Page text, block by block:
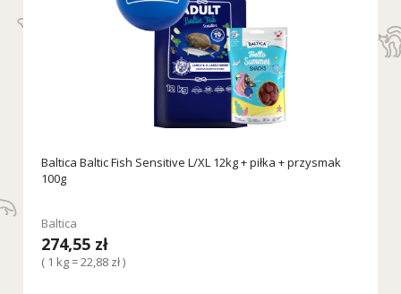
Baltica Baltic Fish Sensitive L/XL 12kg + piłka + przysmak
100g
Baltica
274,55 zł
( 1 kg = 22,88 zł )